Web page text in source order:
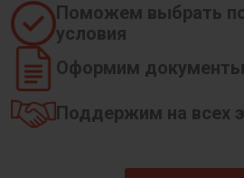
Поможем выбрать
условия
Оформим документы
Поддержим на всех